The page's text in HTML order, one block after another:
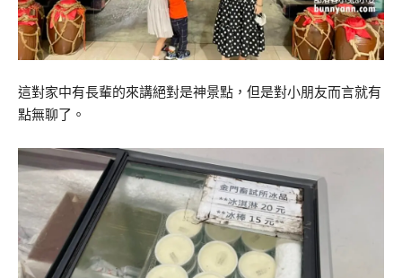
這對家中有長輩的來講絕對是神景點，但是對小朋友而言就有
點無聊了。